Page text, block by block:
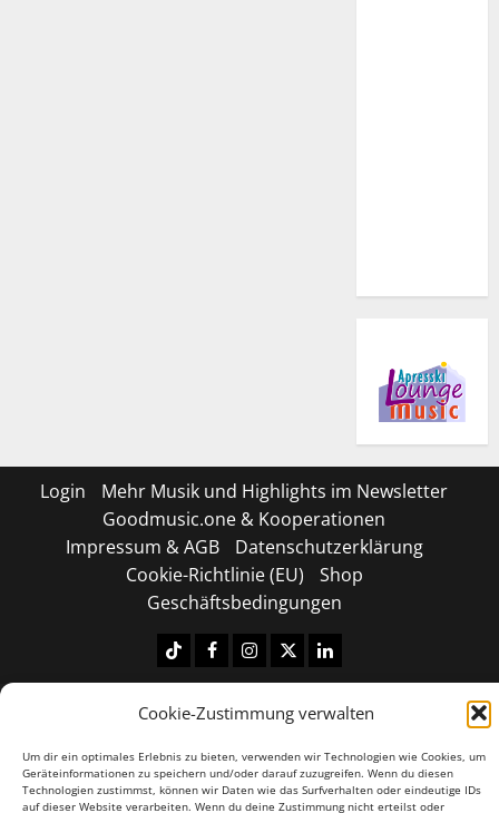
Cookie-Zustimmung verwalten
Um dir ein optimales Erlebnis zu bieten, verwenden wir Technologien wie Cookies, um
Geräteinformationen zu speichern und/oder darauf zuzugreifen. Wenn du diesen
Technologien zustimmst, können wir Daten wie das Surfverhalten oder eindeutige IDs
auf dieser Website verarbeiten. Wenn du deine Zustimmung nicht erteilst oder
Login
Mehr Musik und Highlights im Newsletter
Goodmusic.one & Kooperationen
Impressum & AGB
Datenschutzerklärung
Cookie-Richtlinie (EU)
Shop
Geschäftsbedingungen
TiktokFacebook
Instagram
X LinkedIN
Copyright © 2026 All rights reserved.|MoreNews
by